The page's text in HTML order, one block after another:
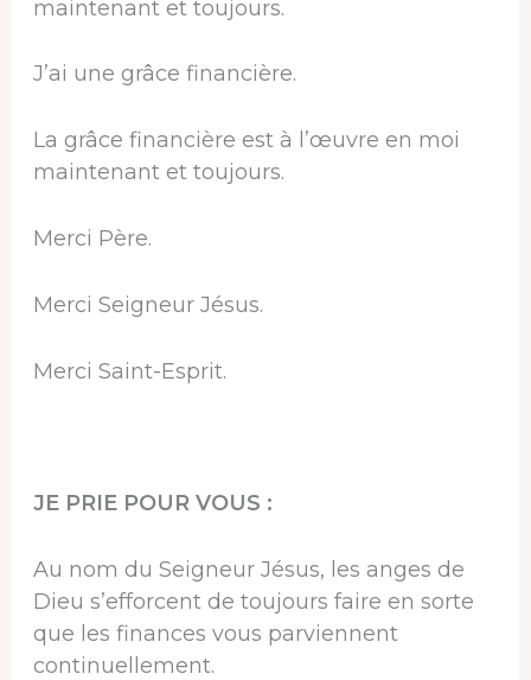
maintenant et toujours.
J’ai une grâce financière.
La grâce financière est à l’œuvre en moi
maintenant et toujours.
Merci Père.
Merci Seigneur Jésus.
Merci Saint-Esprit.
JE PRIE POUR VOUS :
Au nom du Seigneur Jésus, les anges de
Dieu s’efforcent de toujours faire en sorte
que les finances vous parviennent
continuellement.